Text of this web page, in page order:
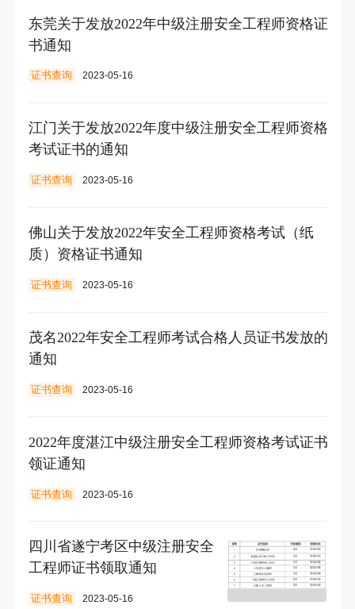
东莞关于发放2022年中级注册安全工程师资格证
书通知
证书查询 2023-05-16
江门关于发放2022年度中级注册安全工程师资格
考试证书的通知
证书查询 2023-05-16
佛山关于发放2022年安全工程师资格考试（纸
质）资格证书通知
证书查询 2023-05-16
茂名2022年安全工程师考试合格人员证书发放的
通知
证书查询 2023-05-16
2022年度湛江中级注册安全工程师资格考试证书
领证通知
证书查询 2023-05-16
四川省遂宁考区中级注册安全
工程师证书领取通知
证书查询 2023-05-16